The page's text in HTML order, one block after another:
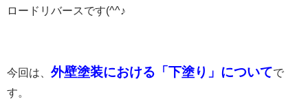
ロードリバースです(^^♪
今回は、 外壁塗装における「下塗り」についてで
す。